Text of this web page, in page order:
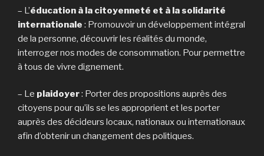
– L’éducation à la citoyenneté et à la solidarité
internationale : Promouvoir un développement intégral
de la personne, découvrir les réalités du monde,
interroger nos modes de consommation. Pour permettre
à tous de vivre dignement.
– Le plaidoyer: Porter des propositions auprès des
citoyens pour qu’ils se les approprient et les porter
auprès des décideurs locaux, nationaux ou internationaux
afin d’obtenir un changement des politiques.